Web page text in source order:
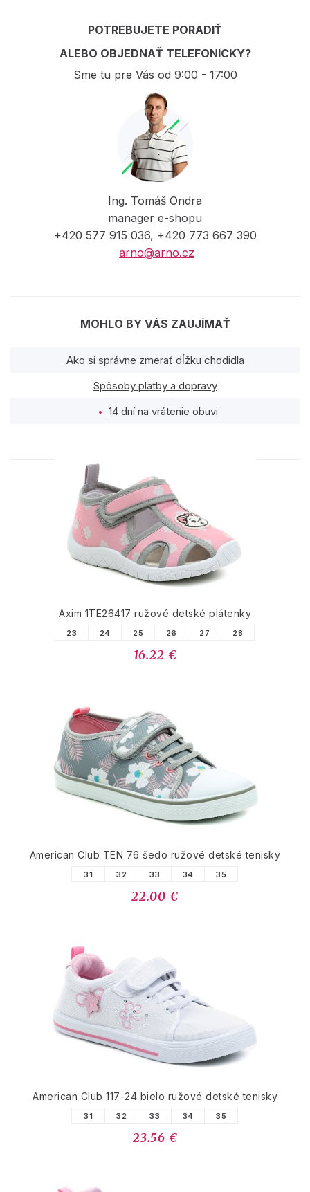
POTREBUJETE PORADIŤ
ALEBO OBJEDNAŤ TELEFONICKY?
Sme tu pre Vás od 9:00 - 17:00
Ing. Tomáš Ondra
manager e-shopu
+420 577 915 036, +420 773 667 390
arno@arno.cz
MOHLO BY VÁS ZAUJÍMAŤ
Ako si správne zmerať dĺžku chodidla
Spôsoby platby a dopravy
14 dní na vrátenie obuvi
PODOBNÉ PRODUKTY
Axim 1TE26417 ružové detské plátenky
23 24 25 26 27 28
16.22 €
American Club TEN 76 šedo ružové detské tenisky
31 32 33 34 35
22.00 €
American Club 117-24 bielo ružové detské tenisky
31 32 33 34 35
23.56 €